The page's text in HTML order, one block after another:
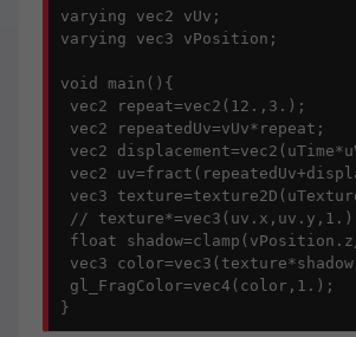
varying vec2 vUv;
varying vec3 vPosition;
void main(){
vec2 repeat=vec2(12.,3.);
vec2 repeatedUv=vUv*repeat;
vec2
vec2
vec3
//
float
vec3
gl_FragColor=vec4(color,1.);